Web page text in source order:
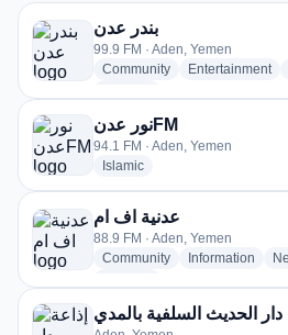
5 Radiosender aus Aden
بندر عدن
99.9 FM · Aden, Yemen
Communityradio stations
Entertainment
نور عدنFM
94.1 FM · Aden, Yemen
Islamicradio stations
عدنية اف ام
88.9 FM · Aden, Yemen
Communityradio stations
Information
دار الحديث السلفية بالمدي